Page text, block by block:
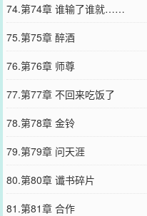
74.第74章 谁输了谁就……
75.第75章 醉酒
76.第76章 师尊
77.第77章 不回来吃饭了
78.第78章 金铃
79.第79章 问天涯
80.第80章 谶书碎片
81.第81章 合作